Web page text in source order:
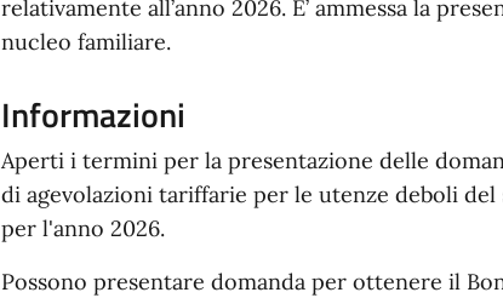
relativamente all’anno 2026. E’ ammessa la
nucleo familiare.
Informazioni
Aperti i termini per la presentazione delle
di agevolazioni tariffarie per le utenze deboli
per l'anno 2026.
Possono presentare domanda per ottenere il